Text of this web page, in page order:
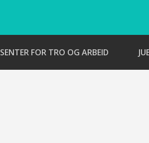
SENTER FOR TRO OG ARBEID